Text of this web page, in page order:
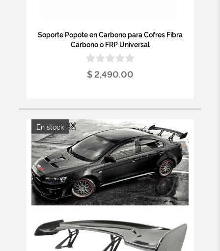
Soporte Popote en Carbono para Cofres Fibra
Carbono o FRP Universal
$ 2,490.00
En stock